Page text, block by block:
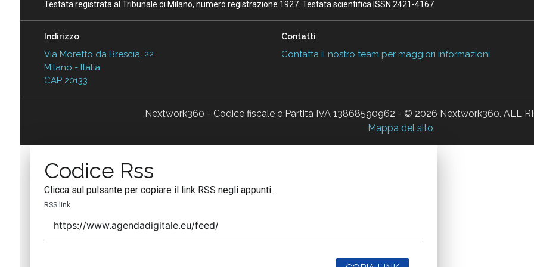
Testata registrata al Tribunale di Milano, numero registrazione 1927. Testata scientifica ISSN 2421-4167
Indirizzo
Via Moretto da Brescia, 22
Milano - Italia
CAP 20133
Contatti
Contatta il nostro team per maggiori informazioni
Nextwork360 - Codice fiscale e Partita IVA 13868590962 - © 2026 Nextwork360. ALL
Mappa del sito
Codice Rss
Clicca sul pulsante per copiare il link RSS negli appunti.
RSS link